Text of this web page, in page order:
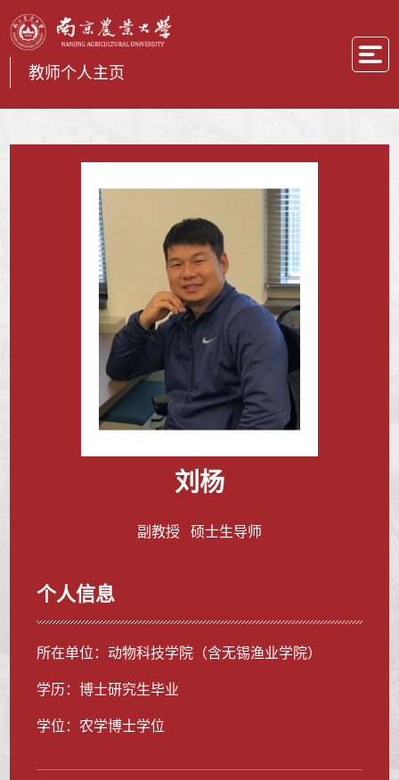
教师个人主页
刘杨
副教授 硕士生导师
个人信息
所在单位：动物科技学院（含无锡渔业学院）
学历：博士研究生毕业
学位：农学博士学位